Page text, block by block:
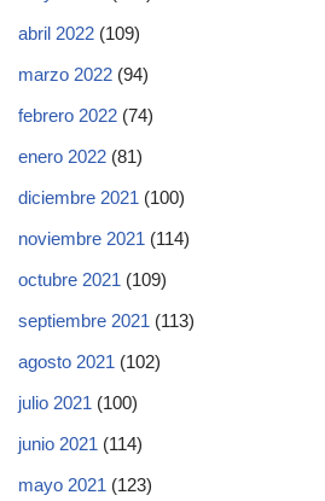
abril 2022 (109)
marzo 2022 (94)
febrero 2022 (74)
enero 2022 (81)
diciembre 2021 (100)
noviembre 2021 (114)
octubre 2021 (109)
septiembre 2021 (113)
agosto 2021 (102)
julio 2021 (100)
junio 2021 (114)
mayo 2021 (123)